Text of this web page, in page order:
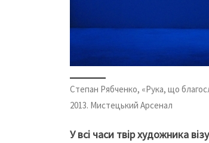
Степан Рябченко, «Рука, що
2013. Мистецький Арсенал
У всі часи твір художника